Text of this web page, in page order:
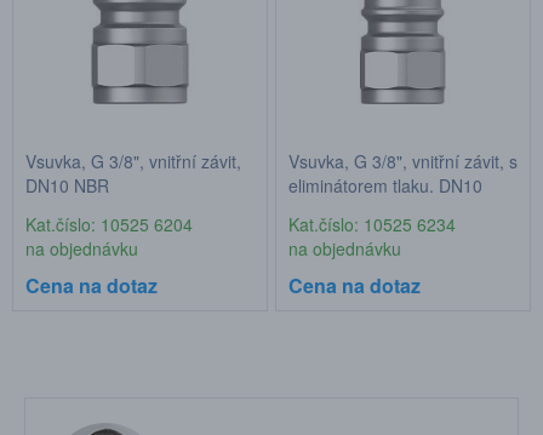
Vsuvka, G 3/8", vnitřní závit,
DN10 NBR
Kat.číslo: 10525 6204
na objednávku
Cena na dotaz
Vsuvka, G 3/8", vnitřní závit, s
eliminátorem tlaku, DN10
Kat.číslo: 10525 6234
na objednávku
Cena na dotaz